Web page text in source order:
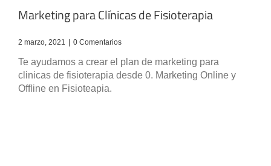
Marketing para Clínicas de Fisioterapia
2 marzo, 2021 0 Comentarios
Te ayudamos a crear el plan de marketing para
clinicas de fisioterapia desde 0. Marketing Online y
Offline en Fisioteapia.